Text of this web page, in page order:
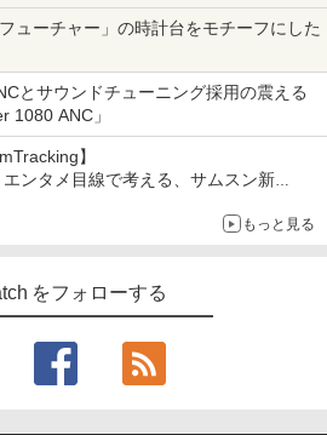
ューチャー」の時計台をモチーフにした
とサウンドチューニング採用の震える
1080 ANC」
】
ンタメ目線で考える、サムスン新
もっと見る
をフォローする